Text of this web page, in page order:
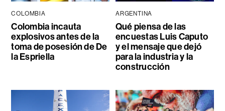
COLOMBIA
Colombia incauta
explosivos antes de la
toma de posesión de De
la Espriella
ARGENTINA
Qué piensa de las
encuestas Luis Caputo
y el mensaje que dejó
para la industria y la
construcción